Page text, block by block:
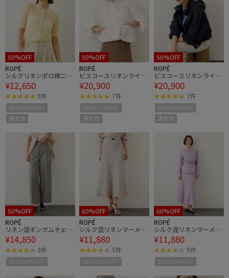
50%OFF
ROPÉ
シルクリネンポロ襟ニッ
トカーディガン/イージ
ーケア
¥12,650
5件
2BUY10%OFF
通気性
50%OFF
ROPÉ
ビスコースリネンライト
マウンテンパーカー/セ
ットアップ対応・イージ
ーケア
¥20,900
7件
2BUY10%OFF
通気性
50%OFF
ROPÉ
ビスコースリネンライト
マウンテンパーカー/セ
ットアップ対応・イージ
ーケア
¥20,900
7件
2BUY10%OFF
通気性
50%OFF
ROPÉ
リネン混ギンガムチェッ
クワイドパンツ/イージ
ーケア
¥14,850
3件
2BUY10%OFF
60%OFF
ROPÉ
シルク混リネンマーメイ
ドスカート(無地＆ストラ
イス)/セットアップ対
応・イージーケア
¥11,880
5件
2BUY10%OFF
60%OFF
ROPÉ
シルク混リネンマーメイ
ドスカート(無地＆ストラ
イス)/セットアップ対
応・イージーケア
¥11,880
5件
2BUY10%OFF